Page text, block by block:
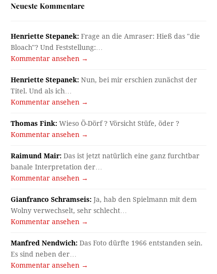
Neueste Kommentare
Henriette Stepanek: Frage an die Amraser: Hieß das "die
Bloach"? Und Feststellung:…
Kommentar ansehen →
Henriette Stepanek: Nun, bei mir erschien zunächst der
Titel. Und als ich…
Kommentar ansehen →
Thomas Fink: Wieso Ö-Dörf ? Vörsicht Stüfe, öder ?
Kommentar ansehen →
Raimund Mair: Das ist jetzt natürlich eine ganz furchtbar
banale Interpretation der…
Kommentar ansehen →
Gianfranco Schramseis: Ja, hab den Spielmann mit dem
Wolny verwechselt, sehr schlecht…
Kommentar ansehen →
Manfred Nendwich: Das Foto dürfte 1966 entstanden sein.
Es sind neben der…
Kommentar ansehen →